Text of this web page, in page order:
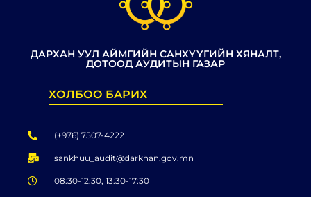
ДАРХАН УУЛ АЙМГИЙН САНХҮҮГИЙН ХЯНАЛТ,
ДОТООД АУДИТЫН ГАЗАР
ХОЛБОО БАРИХ
(+976) 7507-4222
sankhuu_audit@darkhan.gov.mn
08:30-12:30, 13:30-17:30